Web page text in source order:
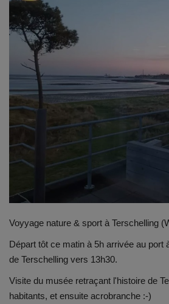
Emplois
Notre offre d'enseignement (2026)
Stages
Association des Parents
Offre d'enseignement & inscriptions
Ancien-ne-s du CES Saint-Vincent
Internats
Documents
Voyyage nature & sport à Terschelling
Départ tôt ce matin à 5h arrivée au port
de Terschelling vers 13h30.
Visite du musée retraçant l'histoire de
habitants, et ensuite acrobranche :-)